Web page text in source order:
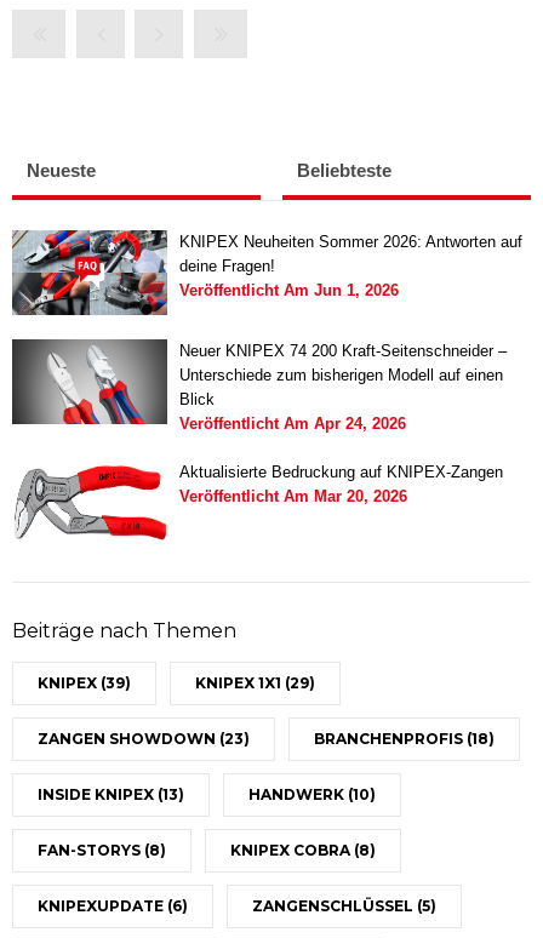
Neueste Beliebteste
KNIPEX Neuheiten Sommer 2026: Antworten auf
deine Fragen!
Veröffentlicht Am Jun 1, 2026
Neuer KNIPEX 74 200 Kraft-Seitenschneider –
Unterschiede zum bisherigen Modell auf einen
Blick
Veröffentlicht Am Apr 24, 2026
Aktualisierte Bedruckung auf KNIPEX-Zangen
Veröffentlicht Am Mar 20, 2026
Beiträge nach Themen
KNIPEX (39) KNIPEX 1X1 (29)
ZANGEN SHOWDOWN (23) BRANCHENPROFIS (18)
INSIDE KNIPEX (13) HANDWERK (10)
FAN-STORYS (8) KNIPEX COBRA (8)
KNIPEXUPDATE (6) ZANGENSCHLÜSSEL (5)